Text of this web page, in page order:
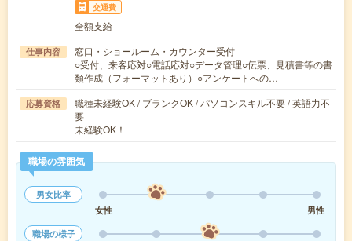
交通費
全額支給
仕事内容
窓口・ショールーム・カウンター受付
○受付、来客応対○電話応対○データ管理○伝票、見積書等の書
類作成（フォーマットあり）○アンケートへの…
応募資格
職種未経験OK / ブランクOK / パソコンスキル不要 / 英語力不
要
未経験OK！
職場の雰囲気
男女比率
女性
男性
職場の様子